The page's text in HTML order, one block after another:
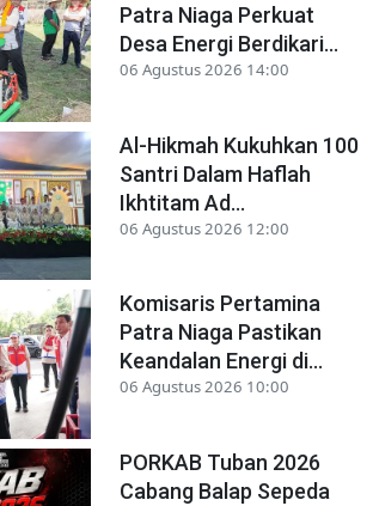
Patra Niaga Perkuat
Desa Energi Berdikari...
06 Agustus 2026 14:00
Al-Hikmah Kukuhkan 100
Santri Dalam Haflah
Ikhtitam Ad...
06 Agustus 2026 12:00
Komisaris Pertamina
Patra Niaga Pastikan
Keandalan Energi di...
06 Agustus 2026 10:00
PORKAB Tuban 2026
Cabang Balap Sepeda